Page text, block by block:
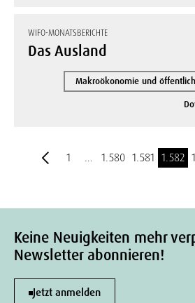
WIFO-MONATSBERICHTE
Das Ausland
Makroökonomie und
1 … 1.580 1.581 1.582
Keine Neuigkeiten mehr
Newsletter abonnieren!
Jetzt anmelden